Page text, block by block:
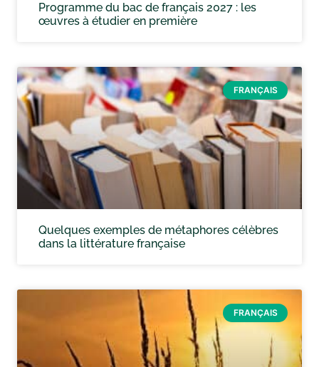
Programme du bac de français 2027 : les
œuvres à étudier en première
FRANÇAIS
Quelques exemples de métaphores célèbres
dans la littérature française
FRANÇAIS